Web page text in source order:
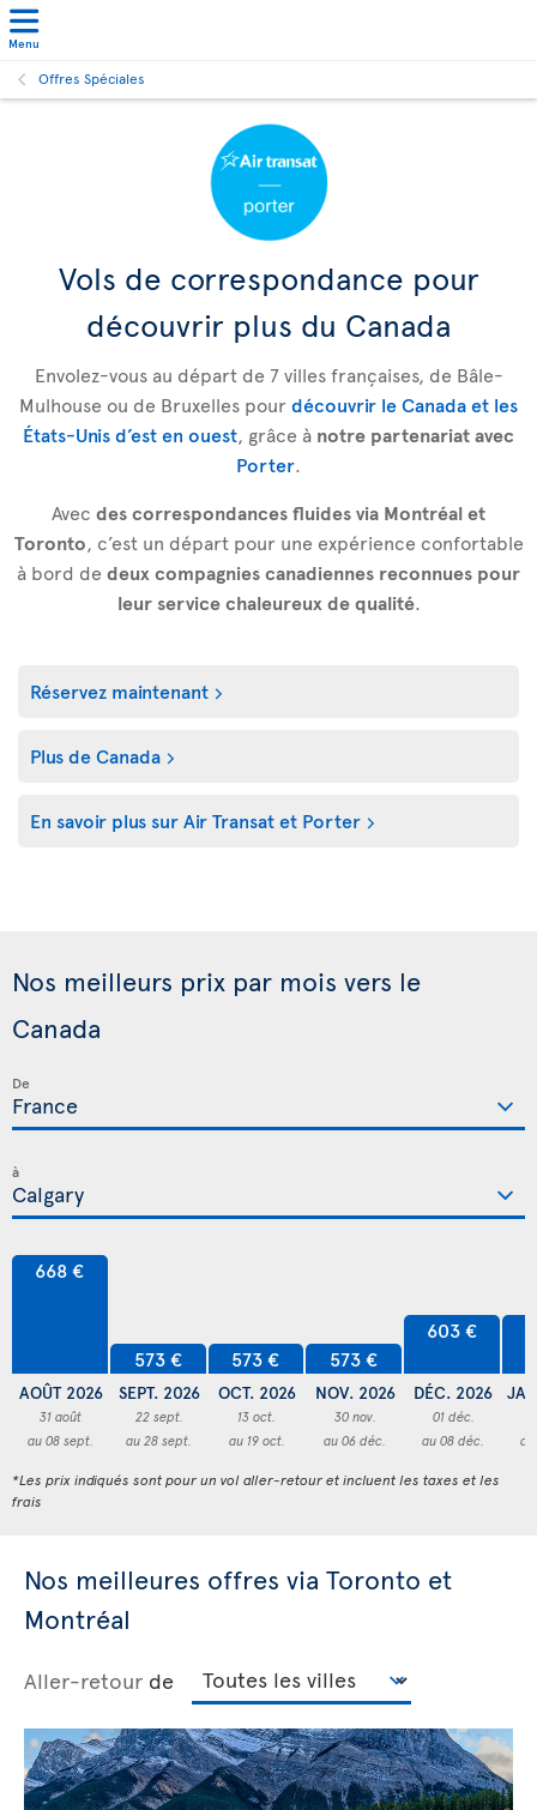
Menu
Offres Spéciales
Vols de correspondance pour
découvrir plus du Canada
Envolez-vous au départ de 7 villes françaises, de Bâle-
Mulhouse ou de Bruxelles pourdécouvrir le Canada et les
États-Unis d’est en ouest, grâce à notre partenariat avec
Porter.
Avec des correspondances fluides via Montréal et
Toronto, c’est un départ pour une expérience confortable
à bord de deux compagnies canadiennes reconnues pour
leur service chaleureux de qualité.
Réservez maintenant
Plus de Canada
En savoir plus sur Air Transat et Porter
Nos meilleurs prix par mois vers le
Canada
De
à
668 €
AOÛT 2026
31 août
au 08 sept.
573 €
SEPT. 2026
22 sept.
au 28 sept.
573 €
OCT. 2026
13 oct.
au 19 oct.
573 €
NOV. 2026
30 nov.
au 06 déc.
603 €
DÉC. 2026
01 déc.
au 08 déc.
*Les prix indiqués sont pour un vol aller-retour et incluent les taxes et les
frais
Nos meilleures offres via Toronto et
Montréal
Aller-retour de